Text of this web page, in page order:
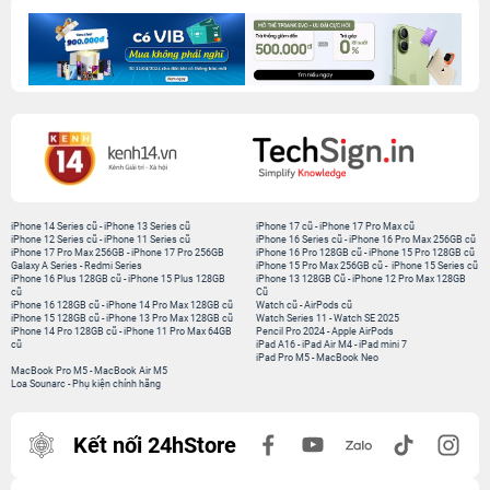
iPhone 14 Series cũ -iPhone 13 Series cũ
iPhone 12 Series cũ -iPhone 11 Series cũ
iPhone 17 Pro Max 256GB -iPhone 17 Pro 256GB
Galaxy A Series - Redmi Series
iPhone 17 cũ -iPhone 17 Pro Max cũ
iPhone 16 Series cũ - iPhone 16 Pro Max 256GB cũ
iPhone 16 Pro 128GB cũ -iPhone 15 Pro 128GB cũ
iPhone 15 Pro Max 256GB cũ - iPhone 15 Series cũ
iPhone 16 Plus 128GB cũ -iPhone 15 Plus 128GB
cũ
iPhone 16 128GB cũ -iPhone 14 Pro Max 128GB cũ
iPhone 15 128GB cũ -iPhone 13 Pro Max 128GB cũ
iPhone 14 Pro 128GB cũ -iPhone 11 Pro Max 64GB
cũ
iPhone 13 128GB Cũ -iPhone 12 Pro Max 128GB
Cũ
Watch cũ -AirPods cũ
Watch Series 11 -Watch SE 2025
Pencil Pro 2024 -Apple AirPods
iPad A16 -iPad Air M4 -iPad mini 7
iPad Pro M5 - MacBook Neo
MacBook Pro M5 - MacBook Air M5
Loa Sounarc - Phụ kiện chính hãng
Kết nối 24hStore